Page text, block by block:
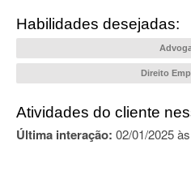
Habilidades desejadas:
Direito
Atividades do cliente
Última interação: 02/01/2025